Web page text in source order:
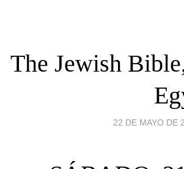
The Jewish
22 DE MAYO DE